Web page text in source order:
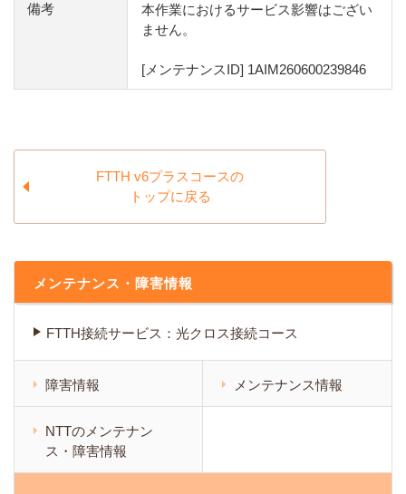
備考
本作業におけるサービス影響はござい
ません。
[メンテナンスID] 1AIM260600239846
FTTH v6プラスコースの
トップに戻る
メンテナンス・障害情報
FTTH接続サービス：光クロス接続コース
障害情報 メンテナンス情報
NTTのメンテナン
ス・障害情報